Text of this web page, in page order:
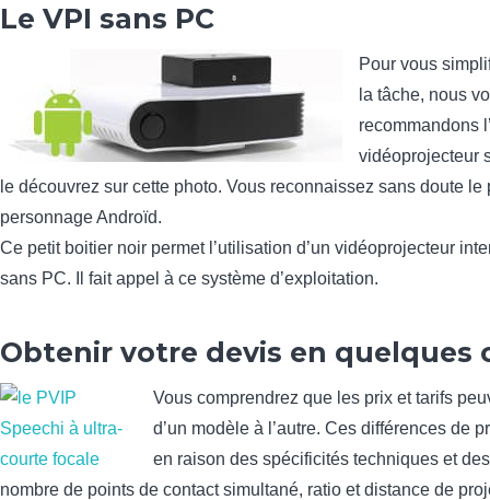
Le VPI sans PC
Pour vous
la tâche, nous
recommandons
vidéoprojecteur
le découvrez sur cette photo. Vous reconnaissez sans doute le
personnage Androïd.
Ce petit boitier noir permet l’utilisation d’un vidéoprojecteur
sans PC. Il fait appel à ce système d’exploitation.
Obtenir votre devis en quelques
Vous comprendrez que les prix et tarifs
d’un modèle à l’autre. Ces différences de
en raison des spécificités techniques et
nombre de points de contact simultané, ratio et distance de